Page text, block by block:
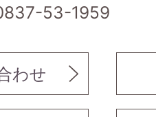
53-1959
わせ